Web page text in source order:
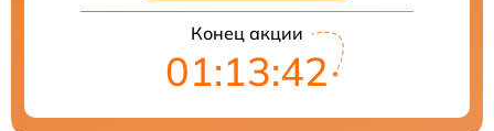
Конец акции
01:13:41